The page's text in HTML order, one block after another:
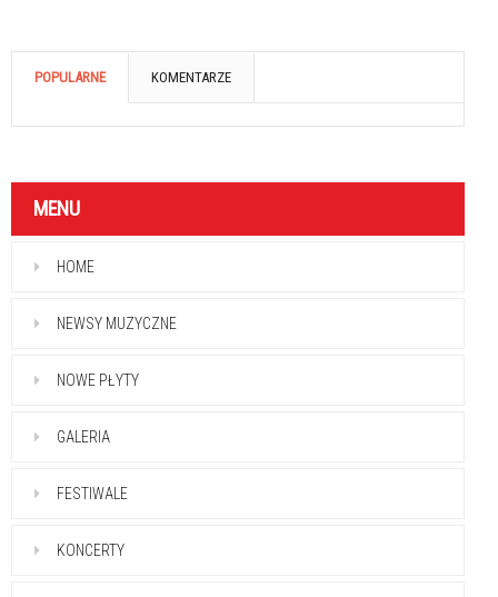
POPULARNE KOMENTARZE
MENU
HOME
NEWSY MUZYCZNE
NOWE PŁYTY
GALERIA
FESTIWALE
KONCERTY